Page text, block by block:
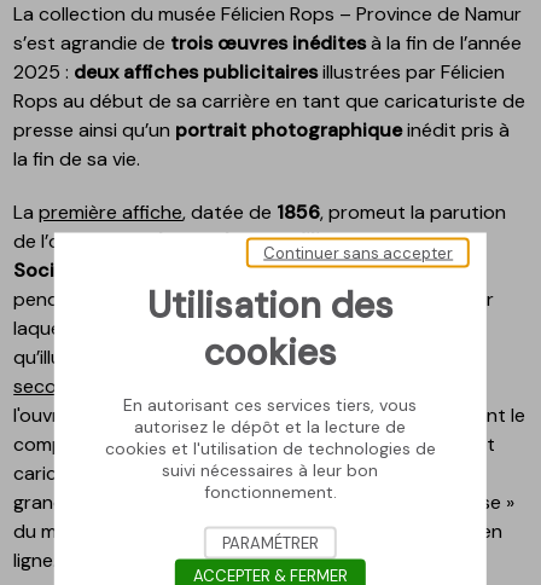
La collection du musée Félicien Rops – Province de Namur
s’est agrandie de trois œuvres inéditesà la fin de l’année
2025 : deux affiches publicitairesillustrées par Félicien
Rops au début de sa carrière en tant que caricaturiste de
presse ainsi qu’un portrait photographiqueinédit pris à
la fin de sa vie.
Lapremière affiche, datée de 1856, promeut la parution
de l’ouvrageL’Almanach crocodilien, publié par la
Société des Crocodiles
, dont Rops était membre
pendant ses études universitaires bruxelloises et pour
laquelle il a réalisé ses premières caricatures en tant
qu’illustrateur du journal estudiantin
seconde
l'ouvrage
Uylenspiegel au salon, paru en1860 et faisant le
compte rendu comique de salons artistiques visités et
caricaturés par le Namurois. Ces deux pièces, d’une
grande rareté, enrichissent désormais le fonds « Presse »
du musée, récemment mis en ligne sur son inventaire en
ligne.
Utilisation des
cookies
En autorisant ces services tiers, vous
autorisez le dépôt et la lecture de
cookies et l'utilisation de technologies de
suivi nécessaires à leur bon
fonctionnement.
Continuer sans accepter
PARAMÉTRER
ACCEPTER & FERMER